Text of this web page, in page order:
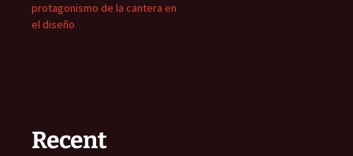
protagonismo de la cantera en
el diseño
Recent